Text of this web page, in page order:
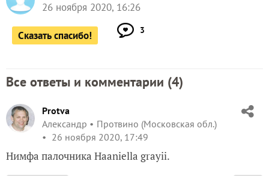
26 ноября 2020, 16:26
Сказать спасибо! 3
Все ответы и комментарии (4)
Protva
Александр
Протвино (Московская обл.)
26 ноября 2020, 17:49
Нимфа палочника Haaniella grayii.